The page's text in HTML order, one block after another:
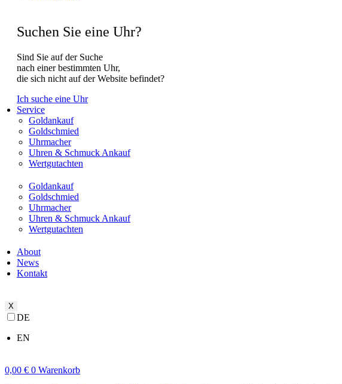
Suchen Sie eine Uhr?
Sind Sie auf der Suche
nach einer bestimmten Uhr,
die sich nicht auf der Website befindet?
Ich suche eine Uhr
Service
Goldankauf
Goldschmied
Uhrmacher
Uhren & Schmuck Ankauf
Wertgutachten
Goldankauf
Goldschmied
Uhrmacher
Uhren & Schmuck Ankauf
Wertgutachten
About
News
Kontakt
X
DE
EN
0,00 € 0 Warenkorb